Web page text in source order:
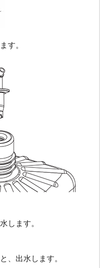
します。
、出水します。